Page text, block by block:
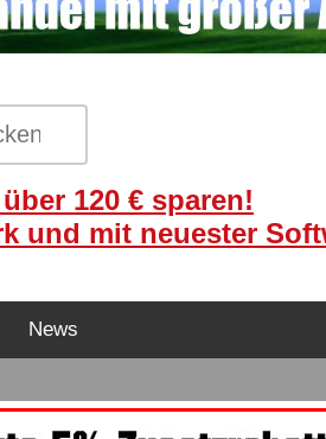
120 € sparen!
und mit neuester
News